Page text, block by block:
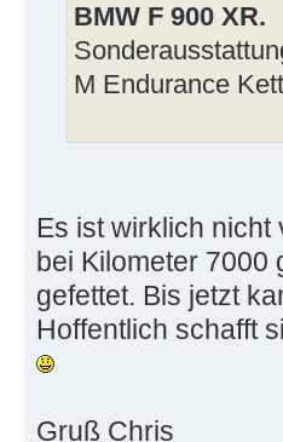
BMW F 900 XR.
M Endurance
Es ist wirklich
bei Kilometer 7000
gefettet. Bis jetzt
Hoffentlich schafft
Gruß Chris